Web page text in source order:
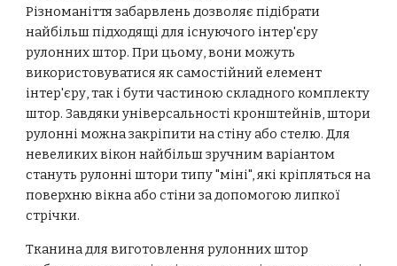
Різноманіття забарвлень дозволяє підібрати
найбільш підходящі для існуючого інтер'єру
рулонних штор. При цьому, вони можуть
використовуватися як самостійний елемент
інтер'єру, так і бути частиною складного комплекту
штор. Завдяки універсальності кронштейнів, штори
рулонніможна закріпити на стіну або стелю. Для
невеликих вікон найбільш зручним варіантом
стануть рулонні штори типу "міні", які кріпляться на
поверхню вікна або стіни за допомогою липкої
стрічки.
Тканина для виготовлення рулонних штор